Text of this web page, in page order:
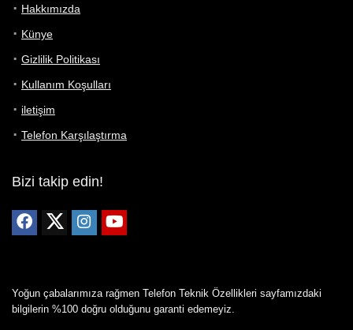
Hakkımızda
Künye
Gizlilik Politikası
Kullanım Koşulları
iletişim
Telefon Karşılaştırma
Bizi takip edin!
Yoğun çabalarımıza rağmen Telefon Teknik Özellikleri sayfamızdaki
bilgilerin %100 doğru olduğunu garanti edemeyiz.